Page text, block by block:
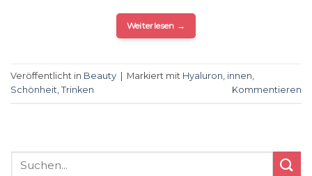
Weiterlesen →
Veröffentlicht in Beauty Markiert mit Hyaluron innen
Schönheit Trinken Kommentieren